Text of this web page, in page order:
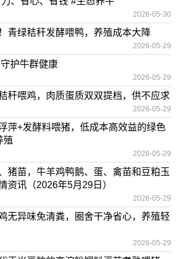
2026-05-30
青绿秸秆发酵喂鸭，养殖成本大降
2026-05-29
护牛群健康
2026-05-29
秆喂鸡，肉质蛋质双双提档，供不应求
2026-05-29
萍+发酵料喂猪，低成本高效益的绿色
殖
2026-05-29
猪苗，牛羊鸡鸭鹅、蛋、禽苗和豆粕玉
资讯（2026年5月29日）
2026-05-29
无异味免清粪，圈舍干净省心，养殖轻
2026-05-29